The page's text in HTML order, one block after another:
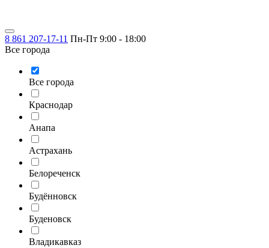
8 861 207-17-11 Пн-Пт 9:00 - 18:00
Все города
Все города
Краснодар
Анапа
Астрахань
Белореченск
Будённовск
Буденовск
Владикавказ